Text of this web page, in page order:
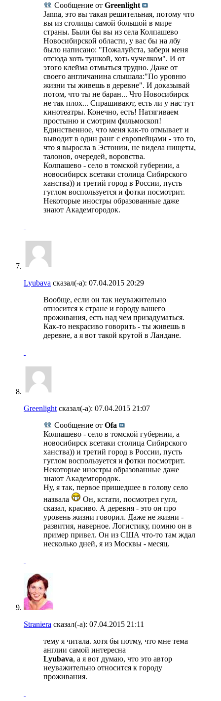
Сообщение от Greenlight
Janna, это вы такая решительная, потому что
вы из столицы самой большой в мире
страны. Были бы вы из села Колпашево
Новосибирской области, у вас бы на лбу
было написано: "Пожалуйста, забери меня
отсюда хоть тушкой, хоть чучелком". И от
этого клейма отмыться трудно. Даже от
своего англичанина слышала:"По уровню
жизни ты живешь в деревне". И доказывай
потом, что ты не баран... Что Новосибирск
не так плох... Спрашивают, есть ли у нас тут
кинотеатры. Конечно, есть! Натягиваем
простыню и смотрим фильмоскоп!
Единственное, что меня как-то отмывает и
выводит в один ранг с европейцами - это то,
что я выросла в Эстонии, не видела нищеты,
талонов, очередей, воровства.
Колпашево - село в томской губернии, а
новосибирск всетаки столица Сибирского
ханства)) и третий город в России, пусть
гуглом воспользуется и фотки посмотрит.
Некоторые иностры образованные даже
знают Академгородок.
Lyubava сказал(-а): 07.04.2015 20:29
Вообще, если он так неуважительно
относится к стране и городу вашего
проживания, есть над чем призадуматься.
Как-то некрасиво говорить - ты живешь в
деревне, а я вот такой крутой в Ландане.
Greenlight сказал(-а): 07.04.2015 21:07
Сообщение от Ofa
Колпашево - село в томской губернии, а
новосибирск всетаки столица Сибирского
ханства)) и третий город в России, пусть
гуглом воспользуется и фотки посмотрит.
Некоторые иностры образованные даже
знают Академгородок.
Ну, я так, первое пришедшее в голову село
назвала
Он, кстати, посмотрел гугл,
сказал, красиво. А деревня - это он про
уровень жизни говорил. Даже не жизни -
развития, наверное. Логистику, помню он в
пример привел. Он из США что-то там ждал
несколько дней, я из Москвы - месяц.
Straniera сказал(-а): 07.04.2015 21:11
тему я читала. хотя бы потму, что мне тема
англии самой интересна
Lyubava, а я вот думаю, что это автор
неуважительно относится к городу
проживания.